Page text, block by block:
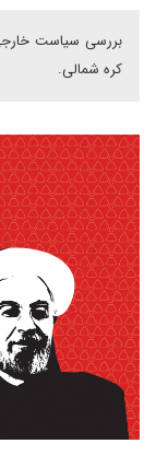
بررسی سیاست خارجی
کره شمالی.